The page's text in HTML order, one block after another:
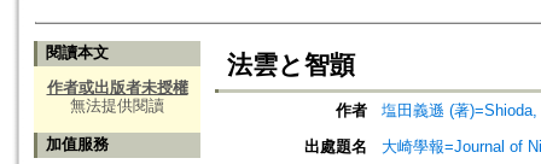
閱讀本文
作者或出版者未授權
無法提供閱讀
加值服務
法雲と智顗
作者
塩田義遜 (著
出處題名
大崎學報=Journal of